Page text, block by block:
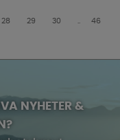
28 29 30 46
NYHETER &